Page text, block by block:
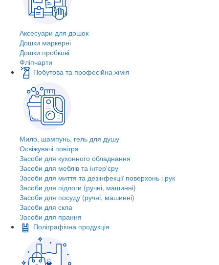
Аксесуари для дошок
Дошки маркерні
Дошки пробкові
Фліпчарти
Побутова та професійна хімія
Мило, шампунь, гель для душу
Освіжувачі повітря
Засоби для кухонного обладнання
Засоби для меблів та інтер'єру
Засоби для миття та дезінфекції поверхонь і рук
Засоби для підлоги (ручні, машинні)
Засоби для посуду (ручні, машинні)
Засоби для скла
Засоби для прання
Поліграфічна продукція